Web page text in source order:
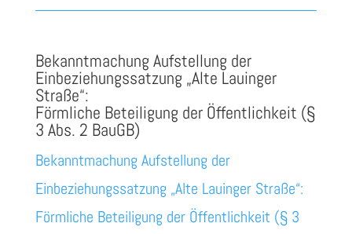
Bekanntmachung Aufstellung der
Einbeziehungssatzung „Alte Lauinger
Straße“:
Förmliche Beteiligung der Öffentlichkeit (§
3 Abs. 2 BauGB)
Bekanntmachung Aufstellung der
Einbeziehungssatzung „Alte Lauinger Straße“:
Förmliche Beteiligung der Öffentlichkeit (§ 3